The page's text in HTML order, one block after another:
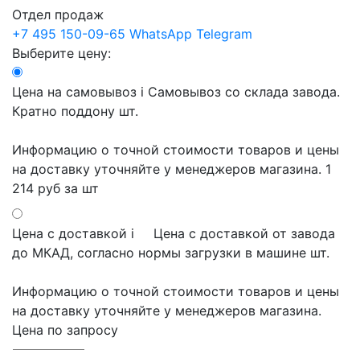
Отдел продаж
+7 495 150-09-65 WhatsApp Telegram
Выберите цену:
Цена на самовывоз i Самовывоз со склада завода.
Кратно поддону шт.
Информацию о точной стоимости товаров и цены
на доставку уточняйте у менеджеров магазина. 1
214 руб за шт
Цена с доставкой i
Цена с доставкой от завода
до МКАД, согласно нормы загрузки в машине шт.
Информацию о точной стоимости товаров и цены
на доставку уточняйте у менеджеров магазина.
Цена по запросу